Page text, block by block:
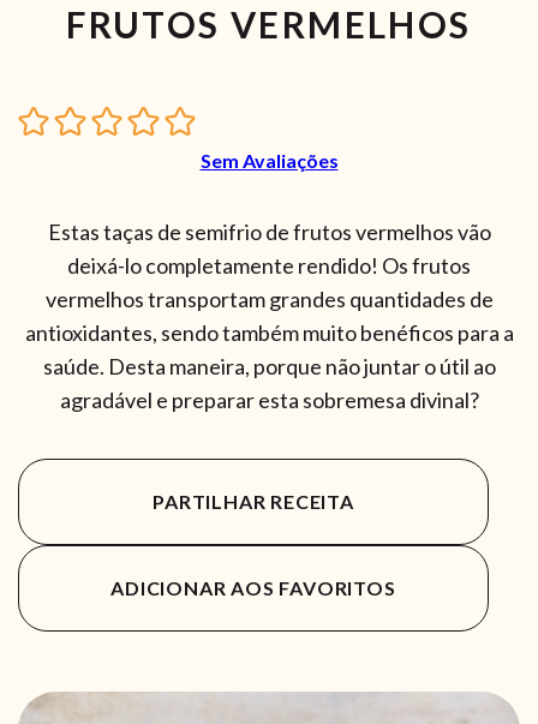
FRUTOS VERMELHOS
Sem Avaliações
Estas taças de semifrio de frutos vermelhos vão
deixá-lo completamente rendido! Os frutos
vermelhos transportam grandes quantidades de
antioxidantes, sendo também muito benéficos para a
saúde. Desta maneira, porque não juntar o útil ao
agradável e preparar esta sobremesa divinal?
PARTILHAR RECEITA
ADICIONAR AOS FAVORITOS